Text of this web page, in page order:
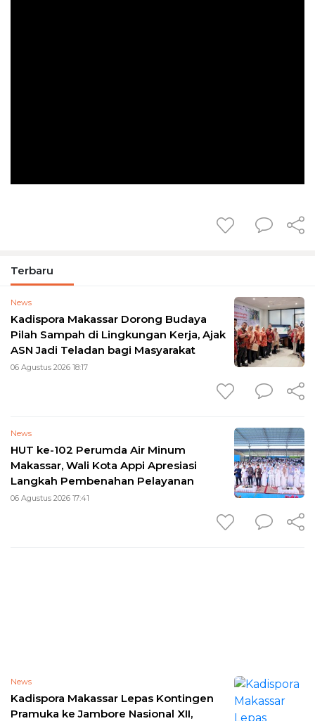
Terbaru
News
Kadispora Makassar Dorong Budaya
Pilah Sampah di Lingkungan Kerja, Ajak
ASN Jadi Teladan bagi Masyarakat
06 Agustus 2026 18:17
News
HUT ke-102 Perumda Air Minum
Makassar, Wali Kota Appi Apresiasi
Langkah Pembenahan Pelayanan
06 Agustus 2026 17:41
News
Kadispora Makassar Lepas Kontingen
Pramuka ke Jambore Nasional XII,